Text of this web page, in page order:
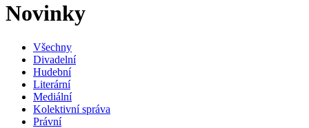
Novinky
Všechny
Divadelní
Hudební
Literární
Mediální
Kolektivní správa
Právní